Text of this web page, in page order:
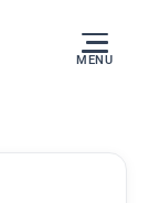
MENU